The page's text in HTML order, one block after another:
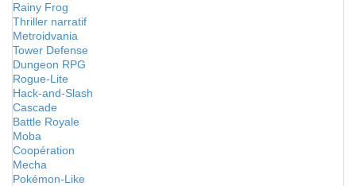
Rainy Frog
Thriller narratif
Metroidvania
Tower Defense
Dungeon RPG
Rogue-Lite
Hack-and-Slash
Cascade
Battle Royale
Moba
Coopération
Mecha
Pokémon-Like